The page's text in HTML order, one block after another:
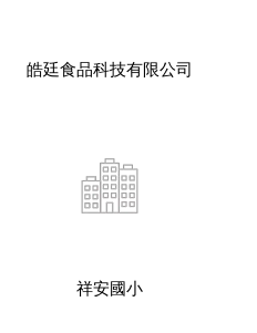
皓廷食品科技有限公司
祥安國小